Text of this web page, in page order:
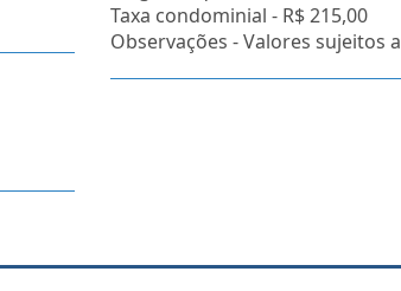
Taxa condominial - R$ 215,00
Observações - Valores sujeitos